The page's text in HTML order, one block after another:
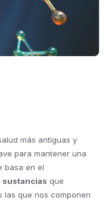
más antiguas y
para mantener una
basa en el
sustancias que
las que nos componen